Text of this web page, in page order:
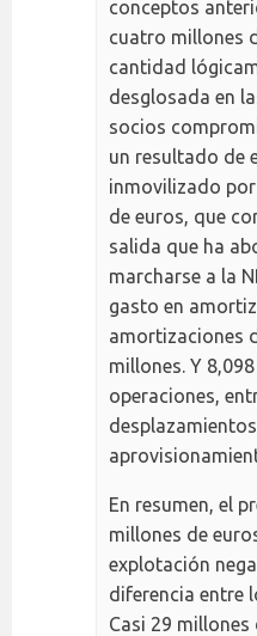
conceptos
cuatro millones
cantidad
desglosada en
socios
un resultado de
inmovilizado
de euros, que
salida que ha
marcharse a la
gasto en
amortizaciones
millones. Y
operaciones,
En resumen, el
millones de
explotación
diferencia entre
Casi 29